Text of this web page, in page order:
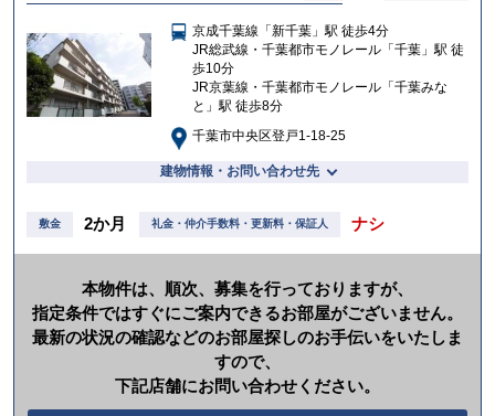
入
り
京成千葉線「新千葉」駅 徒歩4分
JR総武線・千葉都市モノレール「千葉」駅 徒
歩10分
JR京葉線・千葉都市モノレール「千葉みな
と」駅 徒歩8分
千葉市中央区登戸1-18-25
建物情報・お問い合わせ先
敷金 2か月 礼金・仲介手数料・更新料・保証人 ナシ
本物件は、順次、募集を行っておりますが、
指定条件ではすぐにご案内できるお部屋がございません。
最新の状況の確認などのお部屋探しのお手伝いをいたしま
すので、
下記店舗にお問い合わせください。